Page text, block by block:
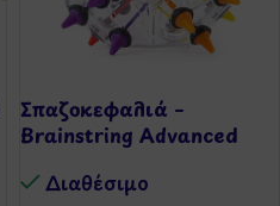
Σπαζοκεφαλιά –
Brainstring Advanced
Διαθέσιμo